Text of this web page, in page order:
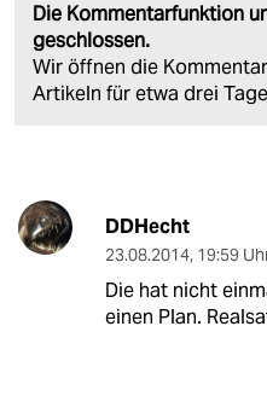
Die Kommentarfunktion
geschlossen.
Wir öffnen die
Artikeln für etwa drei
DDHecht
23.08.2014, 19:59
Die hat nicht
einen Plan.